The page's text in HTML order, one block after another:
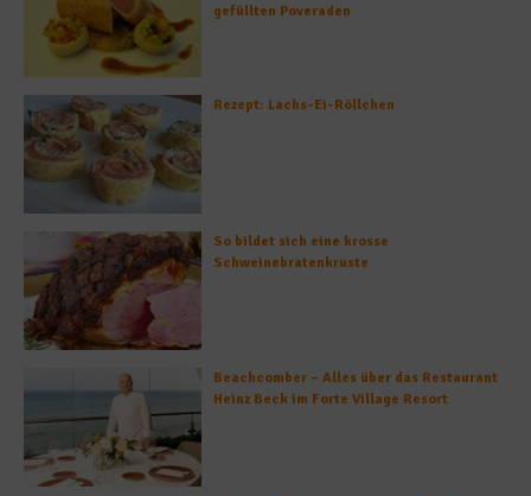
gefüllten Poveraden
Rezept: Lachs-Ei-Röllchen
So bildet sich eine krosse
Schweinebratenkruste
Beachcomber – Alles über das Restaurant
Heinz Beck im Forte Village Resort